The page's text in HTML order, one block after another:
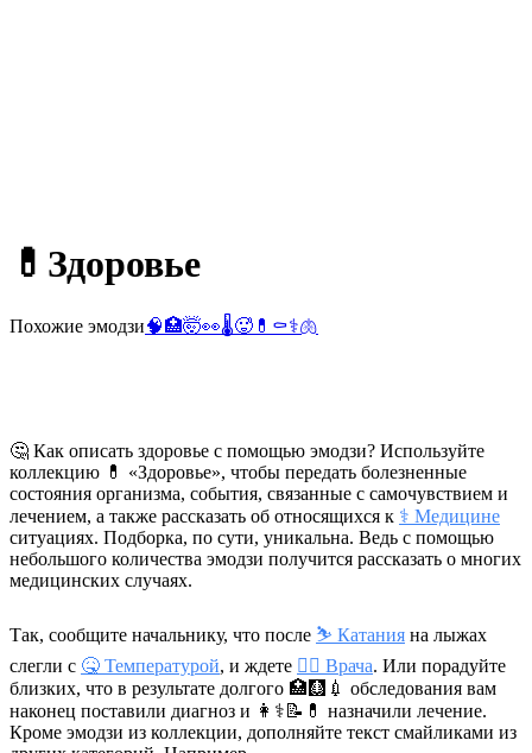
💊 Здоровье
Похожие эмодзи🧠🏥🤯👀🌡️🥵 💊 ⚰️⚕️🫁
🤔 Как описать здоровье с помощью эмодзи? Используйте
коллекцию 💊 «Здоровье», чтобы передать болезненные
состояния организма, события, связанные с самочувствием и
лечением, а также рассказать об относящихся к ⚕️ Медицине
ситуациях. Подборка, по сути, уникальна. Ведь с помощью
небольшого количества эмодзи получится рассказать о многих
медицинских случаях.
Так, сообщите начальнику, что после ⛷ Катания на лыжах
слегли с 🤒 Температурой, и ждете 👨‍⚕️ Врача. Или порадуйте
близких, что в результате долгого 🏥🩻💉 обследования вам
наконец поставили диагноз и 👩⚕️📝💊 назначили лечение.
Кроме эмодзи из коллекции, дополняйте текст смайликами из